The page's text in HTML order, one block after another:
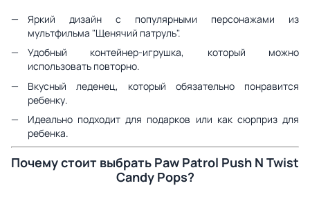
Яркий дизайн с популярными персонажами из
мультфильма "Щенячий патруль".
Удобный контейнер-игрушка, который можно
использовать повторно.
Вкусный леденец, который обязательно понравится
ребенку.
Идеально подходит для подарков или как сюрприз для
ребенка.
Почему стоит выбрать Paw Patrol Push N Twist
Candy Pops?